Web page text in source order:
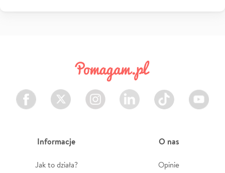
Facebook Twitter Instagram LinkedIn TikTok Youtube
Informacje
Jak to działa?
O nas
Opinie